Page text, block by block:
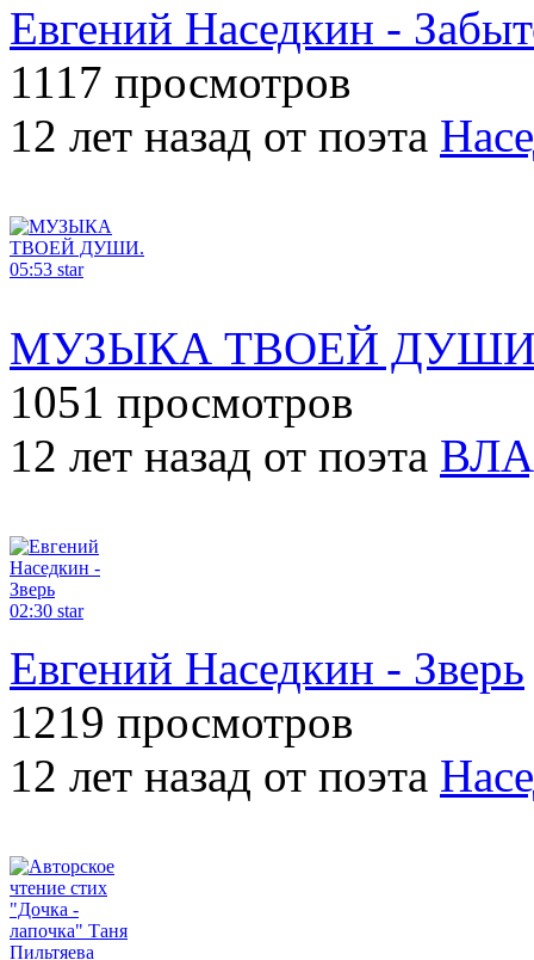
Евгений Наседкин -
1117 просмотров
12 лет назад от поэта
05:53 star
МУЗЫКА ТВОЕЙ
1051 просмотров
12 лет назад от поэта
02:30 star
Евгений Наседкин - Зверь
1219 просмотров
12 лет назад от поэта